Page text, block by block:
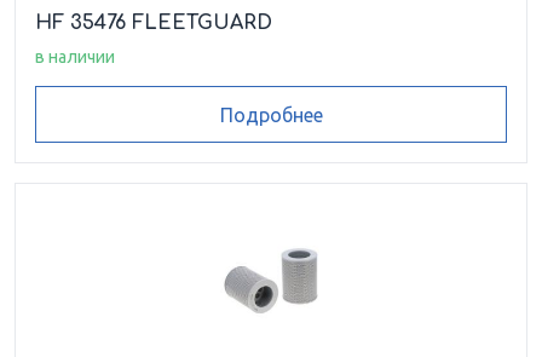
HF 35476 FLEETGUARD
в наличии
Подробнее